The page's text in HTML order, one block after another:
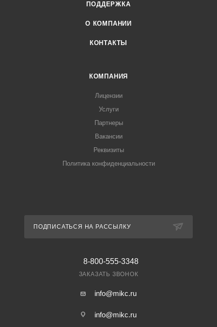
ПОДДЕРЖКА
О КОМПАНИИ
КОНТАКТЫ
КОМПАНИЯ
Лицензии
Услуги
Партнеры
Вакансии
Реквизиты
Политика конфиденциальности
ПОДПИСАТЬСЯ НА РАССЫЛКУ
8-800-555-3348
ЗАКАЗАТЬ ЗВОНОК
info@mikc.ru
info@mikc.ru